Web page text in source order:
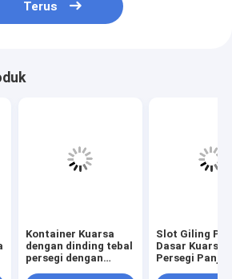
Terus
Kontainer Kuarsa
dengan dinding tebal
persegi dengan
Slot Giling
Dasar Kuarsa
Persegi